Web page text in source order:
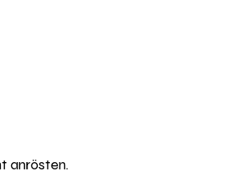
anrösten.